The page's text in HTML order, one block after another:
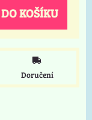
KOŠÍKU
Doručení